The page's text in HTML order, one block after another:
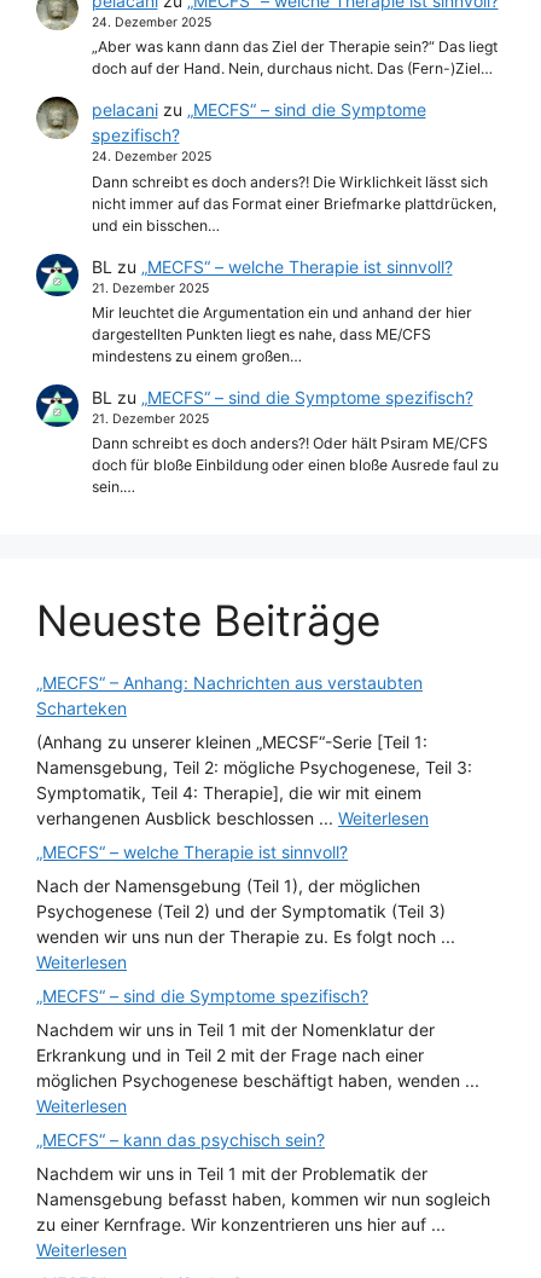
24. Dezember 2025
„Aber was kann dann das Ziel der Therapie sein?“ Das liegt
doch auf der Hand. Nein, durchaus nicht. Das (Fern-)Ziel…
pelacanizu „MECFS“ – sind die Symptome
spezifisch?
24. Dezember 2025
Dann schreibt es doch anders?! Die Wirklichkeit lässt sich
nicht immer auf das Format einer Briefmarke plattdrücken,
und ein bisschen…
BL zu „MECFS“ – welche Therapie ist sinnvoll?
21. Dezember 2025
Mir leuchtet die Argumentation ein und anhand der hier
dargestellten Punkten liegt es nahe, dass ME/CFS
mindestens zu einem großen…
BL zu „MECFS“ – sind die Symptome spezifisch?
21. Dezember 2025
Dann schreibt es doch anders?! Oder hält Psiram ME/CFS
doch für bloße Einbildung oder einen bloße Ausrede faul zu
sein.…
Neueste Beiträge
„MECFS“ – Anhang: Nachrichten aus verstaubten
Scharteken
(Anhang zu unserer kleinen „MECSF“-Serie [Teil 1:
Namensgebung, Teil 2: mögliche Psychogenese, Teil 3:
Symptomatik, Teil 4: Therapie], die wir mit einem
verhangenen Ausblick beschlossen ... Weiterlesen
„MECFS“ – welche Therapie ist sinnvoll?
Nach der Namensgebung (Teil 1), der möglichen
Psychogenese (Teil 2) und der Symptomatik (Teil 3)
wenden wir uns nun der Therapie zu. Es folgt noch ...
Weiterlesen
„MECFS“ – sind die Symptome spezifisch?
Nachdem wir uns in Teil 1 mit der Nomenklatur der
Erkrankung und in Teil 2 mit der Frage nach einer
möglichen Psychogenese beschäftigt haben, wenden ...
Weiterlesen
„MECFS“ – kann das psychisch sein?
Nachdem wir uns in Teil 1 mit der Problematik der
Namensgebung befasst haben, kommen wir nun sogleich
zu einer Kernfrage. Wir konzentrieren uns hier auf ...
Weiterlesen